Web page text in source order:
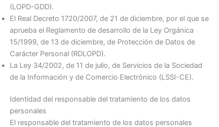
(LOPD-GDD).
El Real Decreto 1720/2007, de 21 de diciembre, por el que se
aprueba el Reglamento de desarrollo de la Ley Orgánica
15/1999, de 13 de diciembre, de Protección de Datos de
Carácter Personal (RDLOPD).
La Ley 34/2002, de 11 de julio, de Servicios de la Sociedad
de la Información y de Comercio Electrónico (LSSI-CE).
Identidad del responsable del tratamiento de los datos
personales
El responsable del tratamiento de los datos personales